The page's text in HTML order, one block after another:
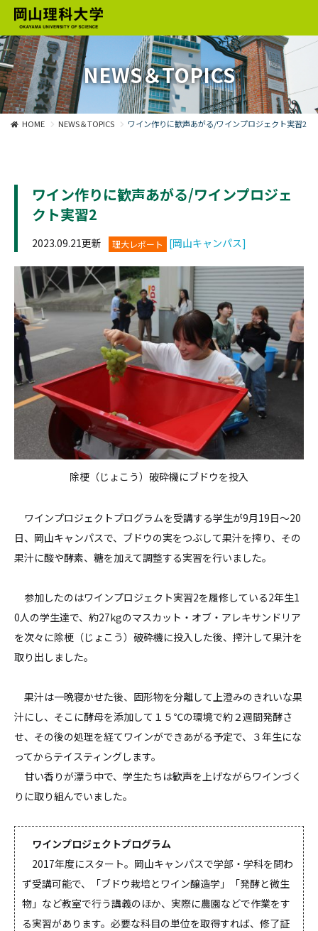
NEWS＆TOPICS
HOME NEWS＆TOPICS ワイン作りに歓声あがる/ワインプロジェクト実習2
ワイン作りに歓声あがる/ワインプロジェ
クト実習2
2023.09.21更新 理大レポート [岡山キャンパス]
除梗（じょこう）破砕機にブドウを投入
ワインプロジェクトプログラムを受講する学生が9月19日～20
日、岡山キャンパスで、ブドウの実をつぶして果汁を搾り、その
果汁に酸や酵素、糖を加えて調整する実習を行いました。
参加したのはワインプロジェクト実習2を履修している2年生1
0人の学生達で、約27kgのマスカット・オブ・アレキサンドリア
を次々に除梗（じょこう）破砕機に投入した後、搾汁して果汁を
取り出しました。
果汁は一晩寝かせた後、固形物を分離して上澄みのきれいな果
汁にし、そこに酵母を添加して１５℃の環境で約２週間発酵さ
せ、その後の処理を経てワインができあがる予定で、３年生にな
ってからテイスティングします。
甘い香りが漂う中で、学生たちは歓声を上げながらワインづく
りに取り組んでいました。
ワインプロジェクトプログラム
2017年度にスタート。岡山キャンパスで学部・学科を問わ
ず受講可能で、「ブドウ栽培とワイン醸造学」「発酵と微生
物」など教室で行う講義のほか、実際に農園などで作業をす
る実習があります。必要な科目の単位を取得すれば、修了証